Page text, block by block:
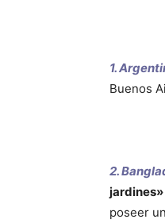
1.
Buenos
2.
poseer